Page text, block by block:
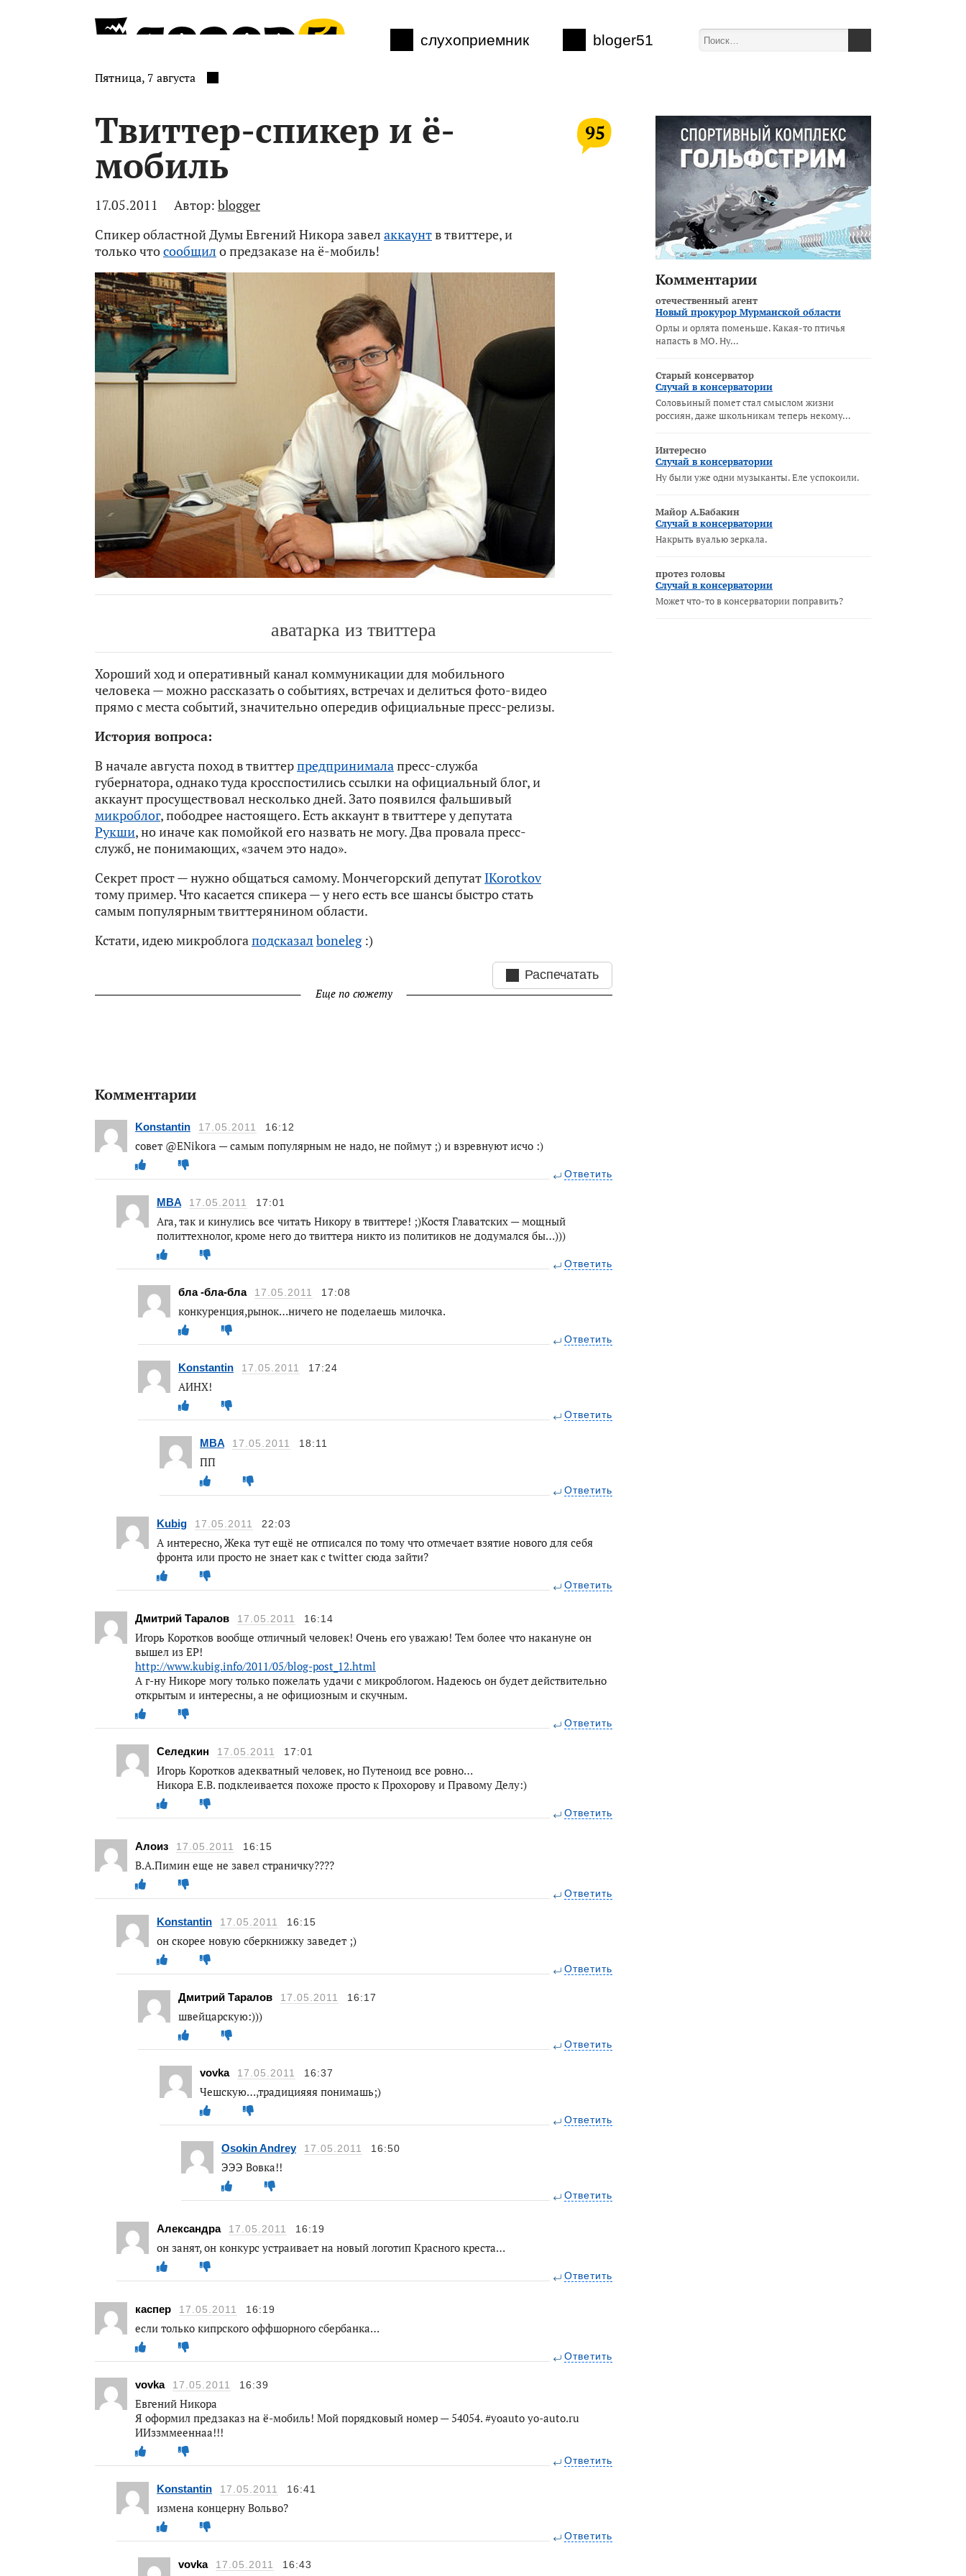
слухоприемник bloger51
Пятница, 7 августа
Твиттер-спикер и ё-
мобиль
95
17.05.2011 Автор: blogger
Спикер областной Думы Евгений Никора завел аккаунтв твиттере, и
только чтосообщил о предзаказе на ё-мобиль!
аватарка из твиттера
Хороший ход и оперативный канал коммуникации для мобильного
человека — можно рассказать о событиях, встречах и делиться фото-видео
прямо с места событий, значительно опередив официальные пресс-релизы.
История вопроса:
В начале августа поход в твиттерпредпринимала пресс-служба
губернатора, однако туда кросспостились ссылки на официальный блог, и
аккаунт просуществовал несколько дней. Зато появился фальшивый
микроблог, пободрее настоящего. Есть аккаунт в твиттере у депутата
Рукши, но иначе как помойкой его назвать не могу. Два провала пресс-
служб, не понимающих, «зачем это надо».
Секрет прост — нужно общаться самому. Мончегорский депутат IKorotkov
тому пример. Что касается спикера — у него есть все шансы быстро стать
самым популярным твиттерянином области.
Кстати, идею микроблога подсказал boneleg:)
Распечатать
Еще по сюжету
Комментарии
Konstantin 17.05.2011 16:12
совет @ENikora — самым популярным не надо, не поймут ;) и взревнуют исчо :)
Ответить
MBA 17.05.2011 17:01
Ага, так и кинулись все читать Никору в твиттере! ;)Костя Главатских — мощный
политтехнолог, кроме него до твиттера никто из политиков не додумался бы…)))
Ответить
бла -бла-бла 17.05.2011 17:08
конкуренция,рынок…ничего не поделаешь милочка.
Ответить
Konstantin 17.05.2011 17:24
АИНХ!
Ответить
MBA 17.05.2011 18:11
ПП
Ответить
Kubig 17.05.2011 22:03
А интересно, Жека тут ещё не отписался по тому что отмечает взятие нового для себя
фронта или просто не знает как с twitter сюда зайти?
Ответить
Дмитрий Таралов 17.05.2011 16:14
Игорь Коротков вообще отличный человек! Очень его уважаю! Тем более что накануне он
вышел из ЕР!
http://www.kubig.info/2011/05/blog-post_12.html
А г-ну Никоре могу только пожелать удачи с микроблогом. Надеюсь он будет действительно
открытым и интересны, а не официозным и скучным.
Ответить
Селедкин 17.05.2011 17:01
Игорь Коротков адекватный человек, но Путеноид все ровно…
Никора Е.В. подклеивается похоже просто к Прохорову и Правому Делу:)
Ответить
Алоиз 17.05.2011 16:15
В.А.Пимин еще не завел страничку????
Ответить
Konstantin 17.05.2011 16:15
он скорее новую сберкнижку заведет ;)
Ответить
Дмитрий Таралов 17.05.2011 16:17
швейцарскую:)))
Ответить
vovka 17.05.2011 16:37
Чешскую…,традицияяя понимашь;)
Ответить
Osokin Andrey 17.05.2011 16:50
ЭЭЭ Вовка!!
Ответить
Александра 17.05.2011 16:19
он занят, он конкурс устраивает на новый логотип Красного креста…
Ответить
каспер 17.05.2011 16:19
если только кипрского оффшорного сбербанка…
Ответить
vovka 17.05.2011 16:39
Евгений Никора
Я оформил предзаказ на ё-мобиль! Мой порядковый номер — 54054. #yoauto yo-auto.ru
ИИззммееннаа!!!
Ответить
Konstantin 17.05.2011 16:41
измена концерну Вольво?
Ответить
vovka 17.05.2011 16:43
Комментарии
отечественный агент
Новый прокурор Мурманской области
Орлы и орлята поменьше. Какая-то птичья
напасть в МО. Ну…
Старый консерватор
Случай в консерватории
Соловьиный помет стал смыслом жизни
россиян, даже школьникам теперь некому…
Интересно
Случай в консерватории
Ну были уже одни музыканты. Еле успокоили.
Майор А.Бабакин
Случай в консерватории
Накрыть вуалью зеркала.
протез головы
Случай в консерватории
Может что-то в консерватории поправить?